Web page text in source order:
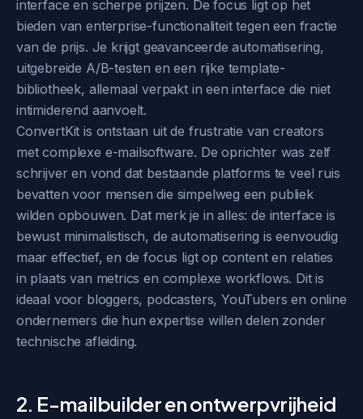
interface en scherpe prijzen. De focus ligt op het
bieden van enterprise-functionaliteit tegen een fractie
van de prijs. Je krijgt geavanceerde automatisering,
uitgebreide A/B-testen en een rijke template-
bibliotheek, allemaal verpakt in een interface die niet
intimiderend aanvoelt.
ConvertKit is ontstaan uit de frustratie van creators
met complexe e-mailsoftware. De oprichter was zelf
schrijver en vond dat bestaande platforms te veel ruis
bevatten voor mensen die simpelweg een publiek
wilden opbouwen. Dat merk je in alles: de interface is
bewust minimalistisch, de automatisering is eenvoudig
maar effectief, en de focus ligt op content en relaties
in plaats van metrics en complexe workflows. Dit is
ideaal voor bloggers, podcasters, YouTubers en online
ondernemers die hun expertise willen delen zonder
technische afleiding.
2. E-mailbuilder en ontwerpvrijheid